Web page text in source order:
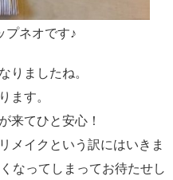
プネオです♪
りましたね。
ます。
来てひと安心！
メイクという訳にはいきま
なってしまってお待たせし